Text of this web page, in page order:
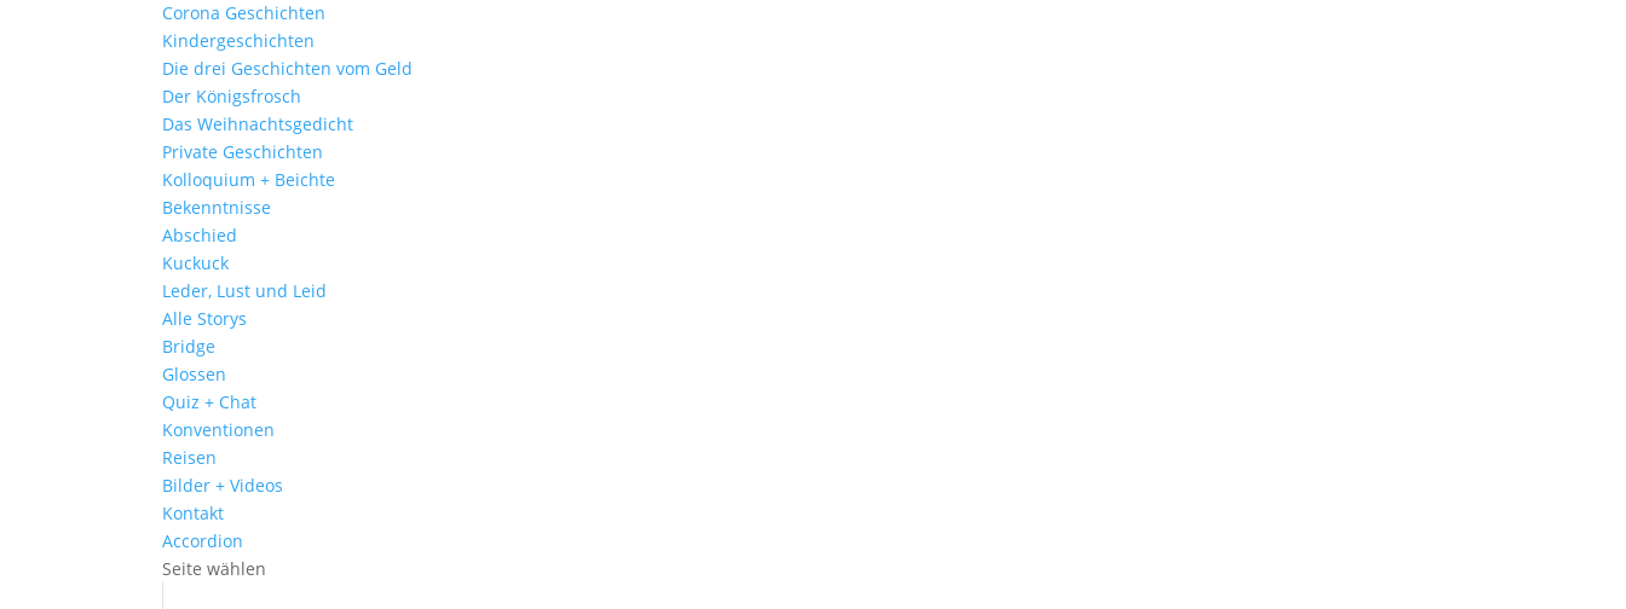
Corona Geschichten
Kindergeschichten
Die drei Geschichten vom Geld
Der Königsfrosch
Das Weihnachtsgedicht
Private Geschichten
Kolloquium + Beichte
Bekenntnisse
Abschied
Kuckuck
Leder, Lust und Leid
Alle Storys
Bridge
Glossen
Quiz + Chat
Konventionen
Reisen
Bilder + Videos
Kontakt
Accordion
Seite wählen